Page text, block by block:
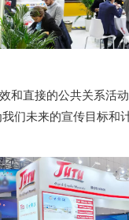
和直接的公共关系活
们未来的宣传目标和